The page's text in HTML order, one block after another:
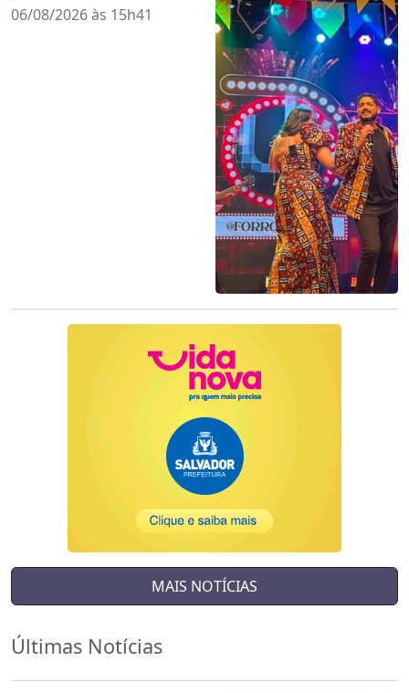
06/08/2026 às 15h41
MAIS NOTÍCIAS
Últimas Notícias